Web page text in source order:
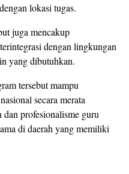
lokasi tugas.
juga mencakup
dengan lingkungan
yang dibutuhkan.
tersebut mampu
secara merata
profesionalisme guru
di daerah yang memiliki